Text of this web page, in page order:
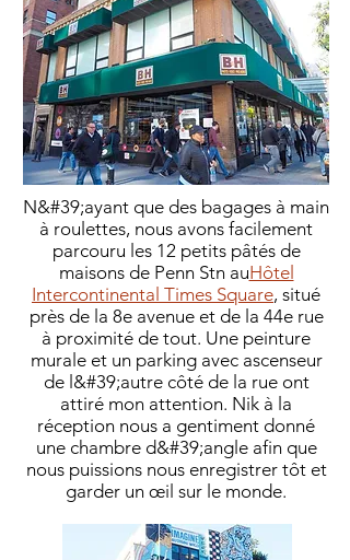
N&#39;ayant que des bagages à main
à roulettes, nous avons facilement
parcouru les 12 petits pâtés de
maisons de Penn Stn auHôtel
Intercontinental Times Square, situé
près de la 8e avenue et de la 44e rue
à proximité de tout. Une peinture
murale et un parking avec ascenseur
de l&#39;autre côté de la rue ont
attiré mon attention. Nik à la
réception nous a gentiment donné
une chambre d&#39;angle afin que
nous puissions nous enregistrer tôt et
garder un œil sur le monde.